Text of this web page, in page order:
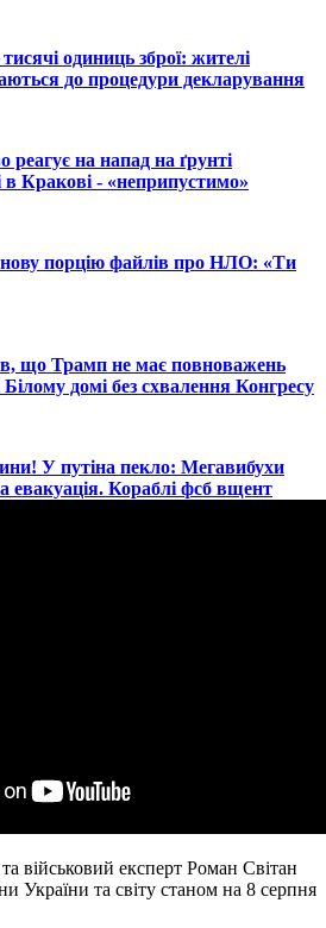
одиниць зброї: жителі
до процедури декларування
реагує на напад на ґрунті
в Кракові - «неприпустимо»
порцію файлів про НЛО: «Ти
що Трамп не має повноважень
домі без схвалення Конгресу
У путіна пекло: Мегавибухи
евакуація. Кораблі фсб вщент
військовий експерт Роман Світан
України та світу станом на 8 серпня